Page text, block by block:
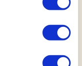
da du fastlåser
betalinger bliver.